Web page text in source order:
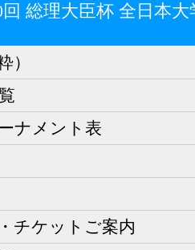
回 総理大臣杯 全日本
）
ナメント表
チケットご案内